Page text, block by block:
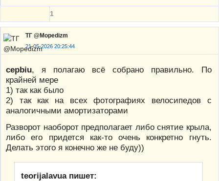
1
ТГ @Mopedizm
21-05-2026 20:25:44
cepbiu, я полагаю всё собрано правильно. По
крайней мере
1) так как было
2) так как на всех фотографиях велосипедов с
аналогичными амортизаторами
Разворот наоборот предполагает либо снятие крыла,
либо его придется как-то очень конкретно гнуть.
Делать этого я конечно же не буду))
teorijalavua пишет: